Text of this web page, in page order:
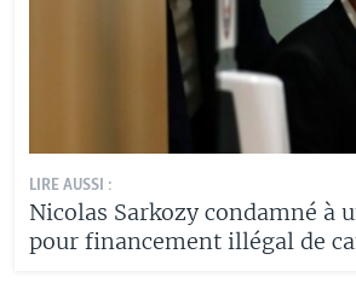
LIRE AUSSI :
Nicolas Sarkozy condamné à
pour financement illégal de